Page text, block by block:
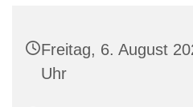
Freitag, 6. August
Uhr